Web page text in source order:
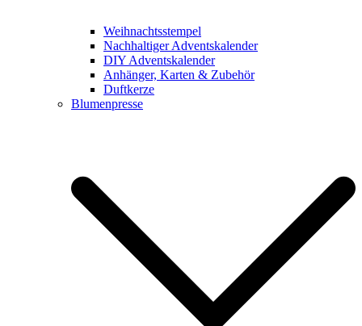
Weihnachtsstempel
Nachhaltiger Adventskalender
DIY Adventskalender
Anhänger, Karten & Zubehör
Duftkerze
Blumenpresse